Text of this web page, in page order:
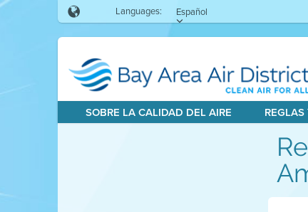
Languages: Español
SOBRE LA CALIDAD DEL AIRE